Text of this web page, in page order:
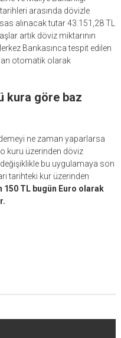
arasında dövizle
alınacak tutar 43.151,28 TL
artık döviz miktarının
Bankasınca tespit edilen
otomatik olarak
kura göre baz
ne zaman yaparlarsa
kuru üzerinden döviz
değişiklikle bu uygulamaya son
tarihteki kur üzerinden
150 TL bugün Euro olarak